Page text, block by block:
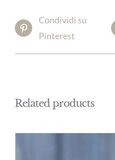
Condividi su
Pinterest
Related products